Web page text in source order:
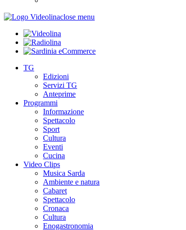
close menu
TG
Edizioni
Servizi TG
Anteprime
Programmi
Informazione
Spettacolo
Sport
Cultura
Eventi
Cucina
Video Clips
Musica Sarda
Ambiente e natura
Cabaret
Spettacolo
Cronaca
Cultura
Enogastronomia